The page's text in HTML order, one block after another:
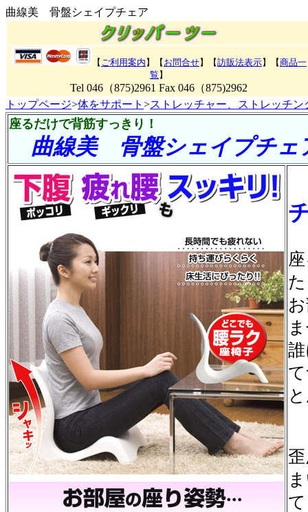
曲線美 骨盤シェイプチェア
【 ご利用案内 】【 お問合せ】【訪販法表示】【商品一
覧 】
Tel 046（875)2961 Fax 046（875)2962
トップページ>体をサポート >ストレッチャー、ストレッチ
座るだけで背筋すっきり！
曲線美 骨盤シェイプチェ